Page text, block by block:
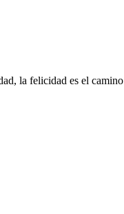
la felicidad es el camino